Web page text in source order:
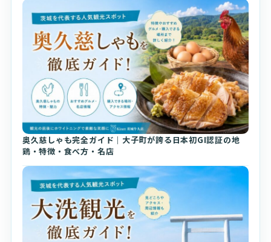
奥久慈しゃも完全ガイド｜大子町が誇る日本初GI認証の地
鶏・特徴・食べ方・名店